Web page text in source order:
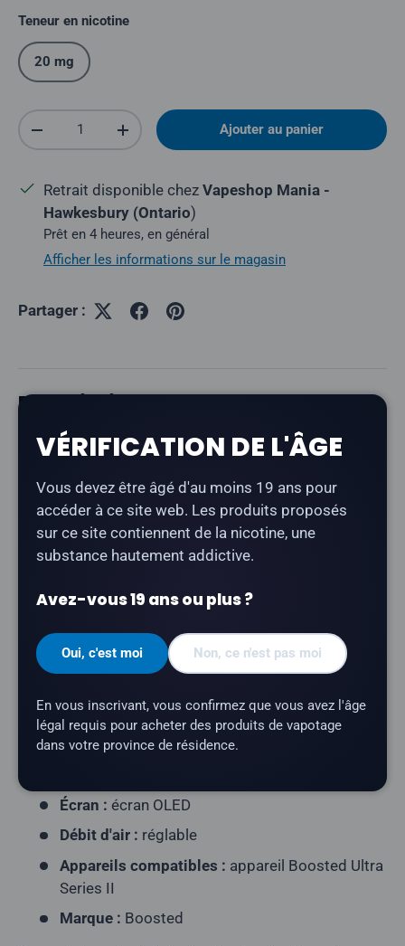
Teneur en nicotine
20 mg
Quantité
Réduire la quantitéAugmenter la quantitéAjouter au panier
Retrait disponible chez Vapeshop Mania -
Hawkesbury (Ontario)
Prêt en 4 heures, en général
Afficher les informations sur le magasin
Partager :
Description
La cartouche Boosted Ultra Series II 28K au parfum «
d’une vapeur riche et savoureuse. Elle est équipée
d’une résistance double maillage de 0,6 Ω, d’un écran
OLED, d’un débit d’air réglable et de modes de tension
variable.
Type de produit :Pod fermé prérempli
Contenance en e-liquide :20 ml
Nombre de bouffées :jusqu'à 28 000
Profil aromatique : pastèque-goyave
Résistance de la résistance :
Écran : écran OLED
Débit d'air : réglable
Appareils compatibles : appareil Boosted Ultra
Series II
Marque : Boosted
VÉRIFICATION DE L'ÂGE
Vous devez être âgé d'au moins 19 ans pour
accéder à ce site web. Les produits proposés
sur ce site contiennent de la nicotine, une
substance hautement addictive.
Avez-vous 19 ans ou plus ?
Oui, c'est moi Non, ce n'est pas moi
En vous inscrivant, vous confirmez que vous avez l'âge
légal requis pour acheter des produits de vapotage
dans votre province de résidence.